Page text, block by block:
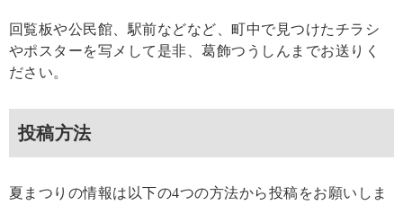
回覧板や公民館、駅前などなど、町中で見つけたチラシ
やポスターを写メして是非、葛飾つうしんまでお送りく
ださい。
投稿方法
夏まつりの情報は以下の4つの方法から投稿をお願いしま